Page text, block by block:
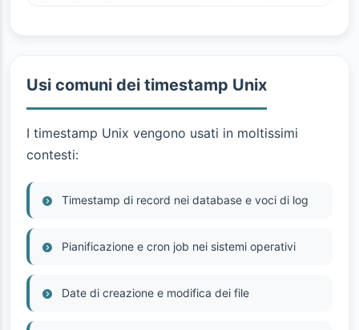
Usi comuni dei timestamp Unix
I timestamp Unix vengono usati in moltissimi
contesti:
Timestamp di record nei database e voci di log
Pianificazione e cron job nei sistemi operativi
Date di creazione e modifica dei file